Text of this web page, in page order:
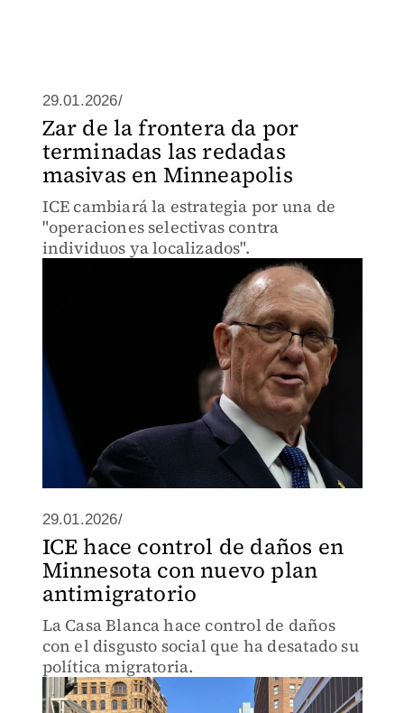
29.01.2026/
Zar de la frontera da por
terminadas las redadas
masivas en Minneapolis
ICE cambiará la estrategia por una de
"operaciones selectivas contra
individuos ya localizados".
29.01.2026/
ICE hace control de daños en
Minnesota con nuevo plan
antimigratorio
La Casa Blanca hace control de daños
con el disgusto social que ha desatado su
política migratoria.